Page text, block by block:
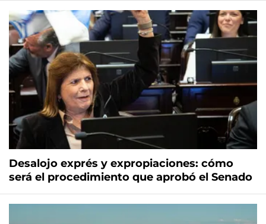
Desalojo exprés y expropiaciones: cómo
será el procedimiento que aprobó el Senado